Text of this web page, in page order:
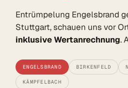
Entrümpelung Engelsbrand
Stuttgart, schauen uns vor
inklusive Wertanrechnung.
ENGELSBRAND BIRKENFELD
KÄMPFELBACH